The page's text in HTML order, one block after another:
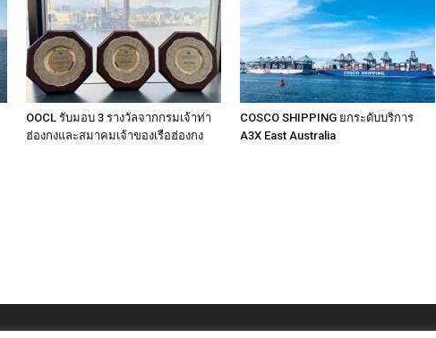
OOCL รับมอบ 3 รางวัลจากกรมเจ้าท่า
ฮ่องกงและสมาคมเจ้าของเรือฮ่องกง
COSCO SHIPPING ยกระดับบริการ
A3X East Australia